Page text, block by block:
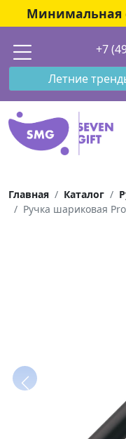
Минимальная
+7
Летние
Главная Каталог
Ручка шариковая